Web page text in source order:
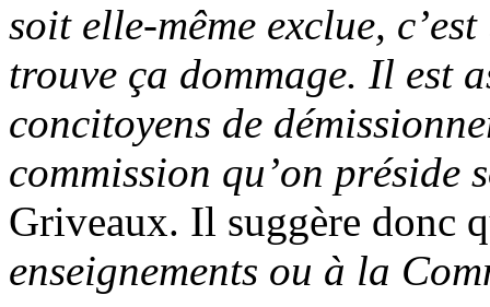
soit elle-même exclue,
trouve ça dommage. Il est
concitoyens de
commission qu’on préside
Griveaux. Il suggère donc
enseignements ou à la